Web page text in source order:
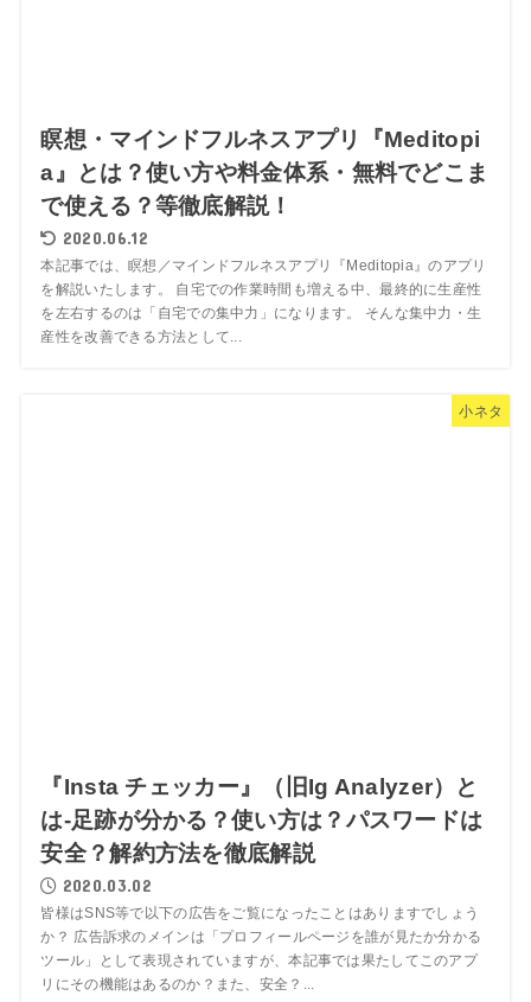
瞑想・マインドフルネスアプリ『Meditopi
a』とは？使い方や料金体系・無料でどこま
で使える？等徹底解説！
2020.06.12
本記事では、瞑想／マインドフルネスアプリ『Meditopia』のアプリ
を解説いたします。 自宅での作業時間も増える中、最終的に生産性
を左右するのは「自宅での集中力」になります。 そんな集中力・生
産性を改善できる方法として...
小ネタ
『Insta チェッカー』（旧Ig Analyzer）と
は-足跡が分かる？使い方は？パスワードは
安全？解約方法を徹底解説
2020.03.02
皆様はSNS等で以下の広告をご覧になったことはありますでしょう
か？ 広告訴求のメインは「プロフィールページを誰が見たか分かる
ツール」として表現されていますが、本記事では果たしてこのアプ
リにその機能はあるのか？また、安全？...